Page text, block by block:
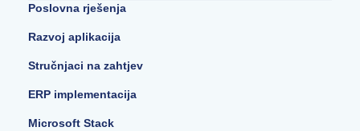
Poslovna rješenja
Razvoj aplikacija
Stručnjaci na zahtjev
ERP implementacija
Microsoft Stack